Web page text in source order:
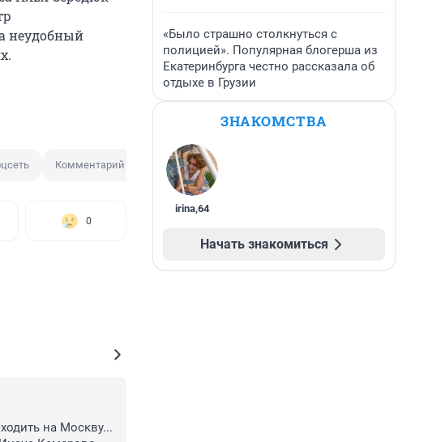
неудобный
Комментарий в соцсети
0
на Москву...
«Было страшно столкнуться с
полицией». Популярная блогерша из
Екатеринбурга честно рассказала об
отдыхе в Грузии
ЗНАКОМСТВА
irina,64
Начать знакомиться